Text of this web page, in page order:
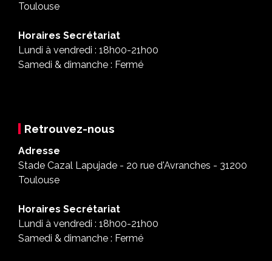
Toulouse
Horaires Secrétariat
Lundi à vendredi : 18h00-21h00
Samedi & dimanche : Fermé
Retrouvez-nous
Adresse
Stade Cazal Lapujade - 20 rue d'Avranches - 31200
Toulouse
Horaires Secrétariat
Lundi à vendredi : 18h00-21h00
Samedi & dimanche : Fermé